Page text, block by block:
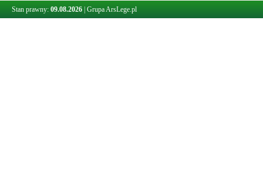
Stan prawny: 09.08.2026 Grupa ArsLege.pl